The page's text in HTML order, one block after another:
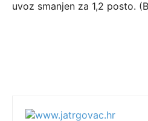
uvoz smanjen za 1,2 posto.